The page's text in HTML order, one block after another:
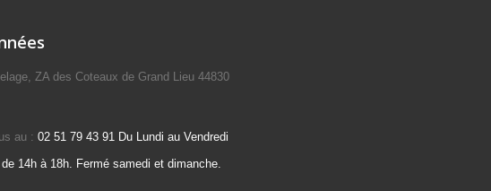
ZA des Coteaux de Grand Lieu 44830
au : 02 51 79 43 91 Du Lundi au Vendredi
14h à 18h. Fermé samedi et dimanche.